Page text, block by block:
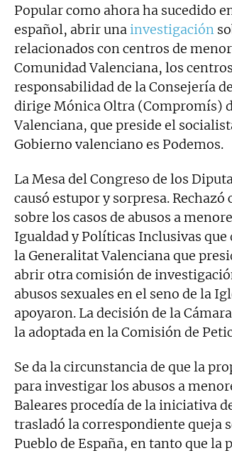
Popular como ahora ha sucedido
español, abrir unainvestigación
relacionados con centros de
Comunidad Valenciana, los
responsabilidad de la Consejería
dirige Mónica Oltra (Compromís)
Valenciana, que preside el
Gobierno valenciano es Podemos.
La Mesa del Congreso de los
causó estupor y sorpresa.
sobre los casos de abusos a
Igualdad y Políticas Inclusivas
la Generalitat Valenciana que
abrir otra comisión de
abusos sexuales en el seno de la
apoyaron. La decisión de la
la adoptada en la Comisión de
Se da la circunstancia de que la
para investigar los abusos a
Baleares procedía de la iniciativa
trasladó la correspondiente queja
Pueblo de España, en tanto que